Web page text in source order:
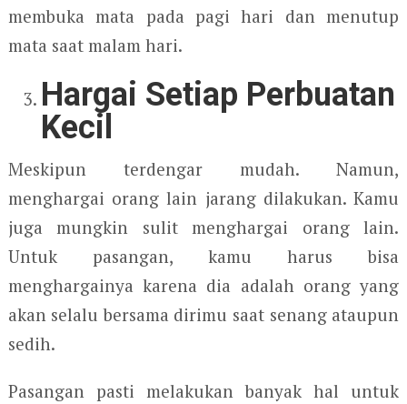
membuka mata pada pagi hari dan menutup
mata saat malam hari.
Hargai Setiap Perbuatan
Kecil
Meskipun terdengar mudah. Namun,
menghargai orang lain jarang dilakukan. Kamu
juga mungkin sulit menghargai orang lain.
Untuk pasangan, kamu harus bisa
menghargainya karena dia adalah orang yang
akan selalu bersama dirimu saat senang ataupun
sedih.
Pasangan pasti melakukan banyak hal untuk